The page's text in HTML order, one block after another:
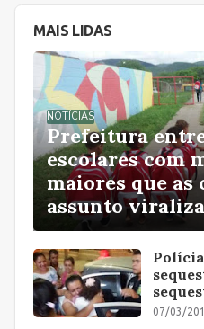
MAIS LIDAS
NOTÍCIAS
Prefeitura
escolares com
maiores que as
assunto
07/03/